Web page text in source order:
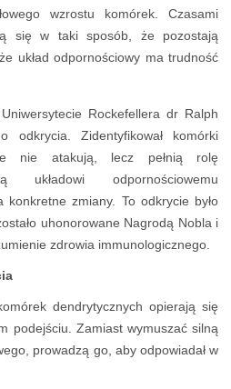
wzrostu komórek. Czasami
się w taki sposób, że pozostają
układ odpornościowy ma trudność
Rockefellera dr Ralph
odkrycia. Zidentyfikował komórki
nie atakują, lecz pełnią rolę
układowi odpornościowemu
zmiany. To odkrycie było
uhonorowane Nagrodą Nobla i
zdrowia immunologicznego.
dendrytycznych opierają się
podejściu. Zamiast wymuszać silną
prowadzą go, aby odpowiadał w